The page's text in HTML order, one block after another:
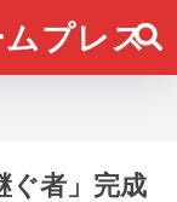
プレス
ぐ者」完成